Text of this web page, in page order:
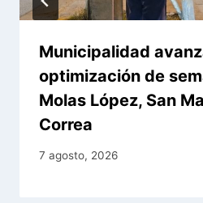
Municipalidad
optimización de
Molas López, San
Correa
7 agosto, 2026